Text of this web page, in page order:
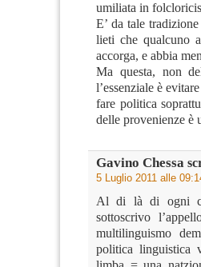
umiliata in
E’ da tale
lieti che qualcuno
accorga, e abbia
Ma questa, non
l’essenziale è
fare politica
delle provenienze è
Gavino Chessa
5 Luglio 2011 alle
Al di là di ogni
sottoscrivo
multilinguismo
politica linguistica